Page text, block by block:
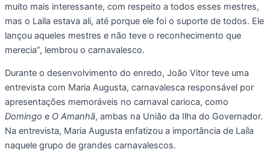
muito mais interessante, com respeito a todos esses mestres,
mas o Laíla estava ali, até porque ele foi o suporte de todos. Ele
lançou aqueles mestres e não teve o reconhecimento que
merecia”, lembrou o carnavalesco.
Durante o desenvolvimento do enredo, João Vitor teve uma
entrevista com Maria Augusta, carnavalesca responsável por
apresentações memoráveis no carnaval carioca, como
Domingo e O Amanhã, ambas na União da Ilha do Governador.
Na entrevista, Maria Augusta enfatizou a importância de Laíla
naquele grupo de grandes carnavalescos.